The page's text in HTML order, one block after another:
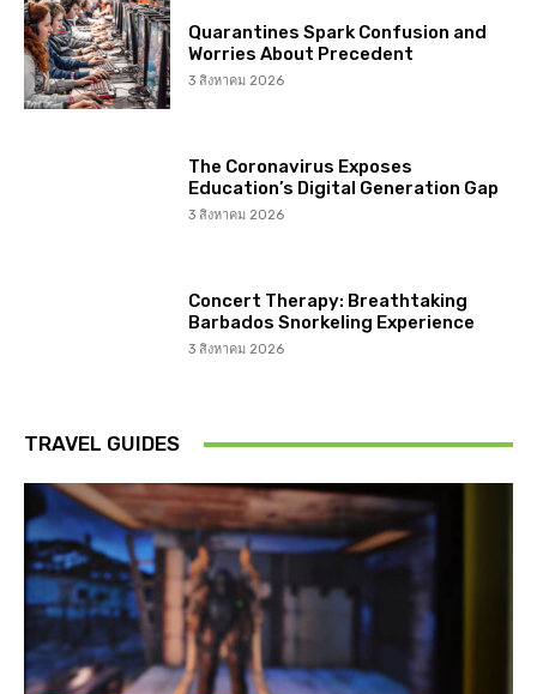
Quarantines Spark Confusion and
Worries About Precedent
3 สิงหาคม 2026
The Coronavirus Exposes
Education’s Digital Generation Gap
3 สิงหาคม 2026
Concert Therapy: Breathtaking
Barbados Snorkeling Experience
3 สิงหาคม 2026
TRAVEL GUIDES